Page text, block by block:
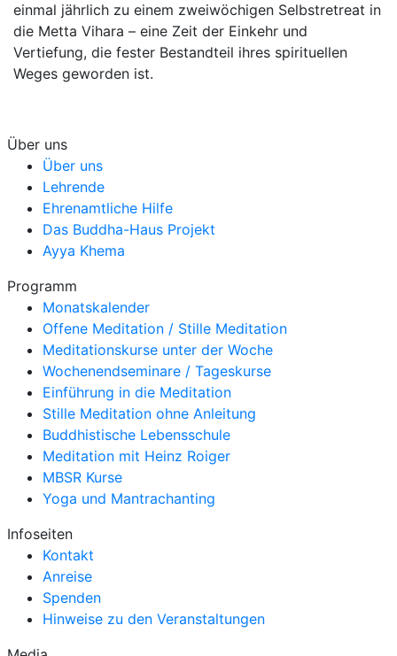
einmal jährlich zu einem zweiwöchigen Selbstretreat in
die Metta Vihara – eine Zeit der Einkehr und
Vertiefung, die fester Bestandteil ihres spirituellen
Weges geworden ist.
Über uns
Über uns
Lehrende
Ehrenamtliche Hilfe
Das Buddha-Haus Projekt
Ayya Khema
Programm
Monatskalender
Offene Meditation / Stille Meditation
Meditationskurse unter der Woche
Wochenendseminare / Tageskurse
Einführung in die Meditation
Stille Meditation ohne Anleitung
Buddhistische Lebensschule
Meditation mit Heinz Roiger
MBSR Kurse
Yoga und Mantrachanting
Infoseiten
Kontakt
Anreise
Spenden
Hinweise zu den Veranstaltungen